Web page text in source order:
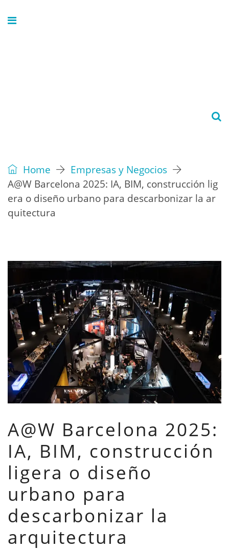
Home
Empresas y Negocios
A@W Barcelona 2025: IA, BIM, construcción lig
era o diseño urbano para descarbonizar la ar
quitectura
A@W Barcelona 2025:
IA, BIM, construcción
ligera o diseño
urbano para
descarbonizar la
arquitectura